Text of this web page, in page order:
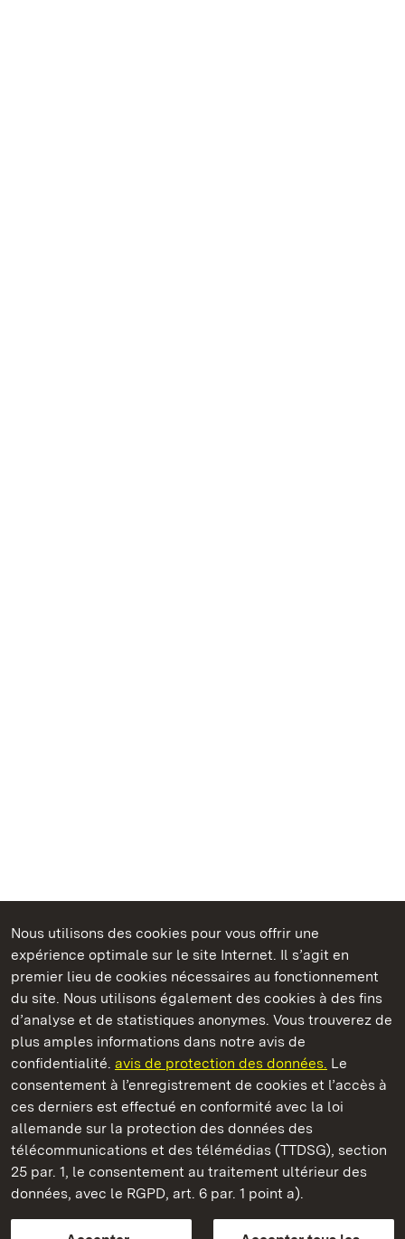
Nous utilisons des cookies pour vous offrir une
expérience optimale sur le site Internet. Il s’agit en
premier lieu de cookies nécessaires au fonctionnement
du site. Nous utilisons également des cookies à des fins
d’analyse et de statistiques anonymes. Vous trouverez de
plus amples informations dans notre avis de
confidentialité. avis de protection des données. Le
consentement à l’enregistrement de cookies et l’accès à
ces derniers est effectué en conformité avec la loi
allemande sur la protection des données des
télécommunications et des télémédias (TTDSG), section
25 par. 1, le consentement au traitement ultérieur des
données, avec le RGPD, art. 6 par. 1 point a).
Châteaux et jardins publics du Bade-Wurtemberg
Staatliche Schlösser und Gärten Baden‑Württemberg
Châteaux et jardins publics du Bade-Wurtemberg
ContactFAQ et réponsesMentions légales
Protection des données
Explications sur l’accessibilité
BITV-konform (geprüfte Seiten)